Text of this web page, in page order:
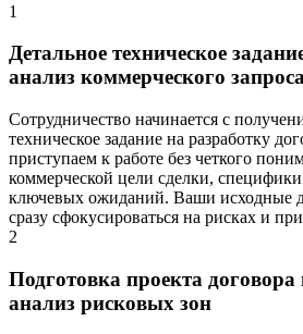
1
Детальное техническое
анализ коммерческого
Сотрудничество начинается с
техническое задание на разработку
приступаем к работе без четкого
коммерческой цели сделки,
ключевых ожиданий. Ваши исходные
сразу сфокусироваться на рисках и
2
Подготовка проекта
анализ рисковых зон